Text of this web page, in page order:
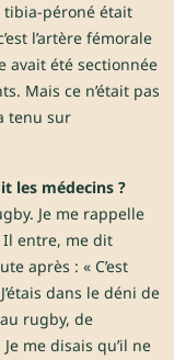
tibia-péroné était
l’artère fémorale
avait été sectionnée
Mais ce n’était pas
tenu sur
les médecins ?
Je me rappelle
entre, me dit
après : « C’est
dans le déni de
rugby, de
me disais qu’il ne